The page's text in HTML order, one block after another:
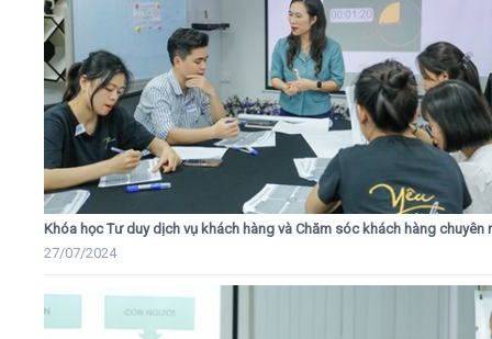
Khóa học Tư duy dịch vụ khách hàng và Chăm sóc khách hàng chuyên
27/07/2024